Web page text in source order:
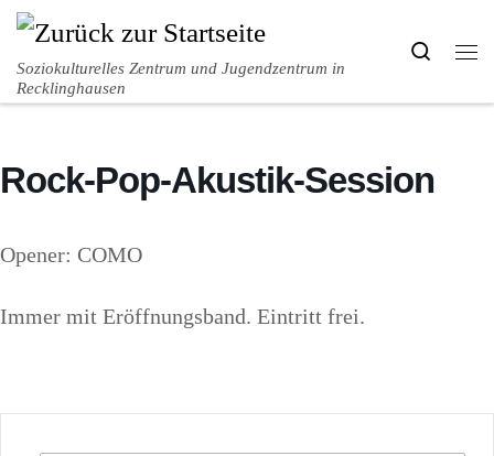
Zum Inhalt springen
Soziokulturelles Zentrum und Jugendzentrum in
Recklinghausen
Search
Rock-Pop-Akustik-Session
Opener: COMO
Immer mit Eröffnungsband. Eintritt frei.